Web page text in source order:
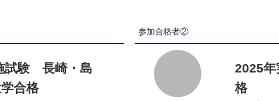
試験 長崎・島
学合格
参加合格者②
2025
格